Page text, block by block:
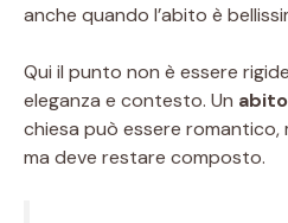
anche quando l’abito è
Qui il punto non è essere
eleganza e contesto. Un
chiesa può essere
ma deve restare composto.